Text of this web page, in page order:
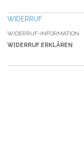
WIDERRUF
WIDERRUF-INFORMATION
WIDERRUF ERKLÄREN